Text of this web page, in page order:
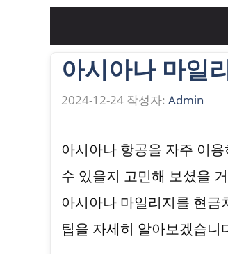
아시아나 마일
2024-12-24 작성자: Admin
아시아나 항공을 자주 이
수 있을지 고민해 보셨을
아시아나 마일리지를 현
팁을 자세히 알아보겠습니